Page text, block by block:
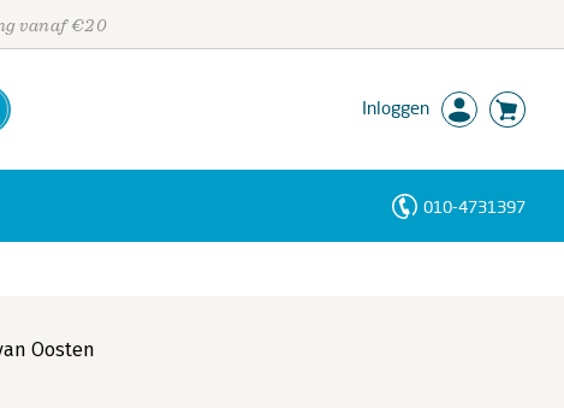
vanaf €20
Inloggen
010-4731397
Oosten
Personen